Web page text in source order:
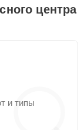
центра
и типы